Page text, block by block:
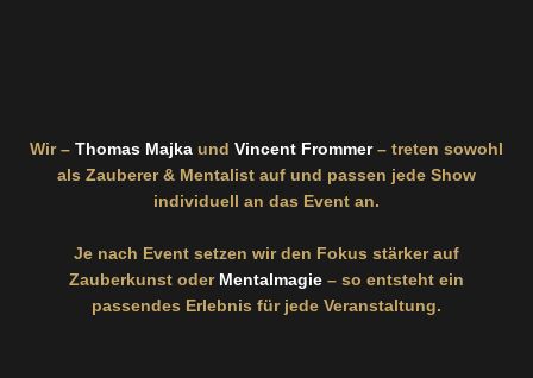
Wir – Thomas Majka und Vincent Frommer– treten sowohl
als Zauberer & Mentalist auf und passen jede Show
individuell an das Event an.
Je nach Event setzen wir den Fokus stärker auf
Zauberkunst oder Mentalmagie – so entsteht ein
passendes Erlebnis für jede Veranstaltung.